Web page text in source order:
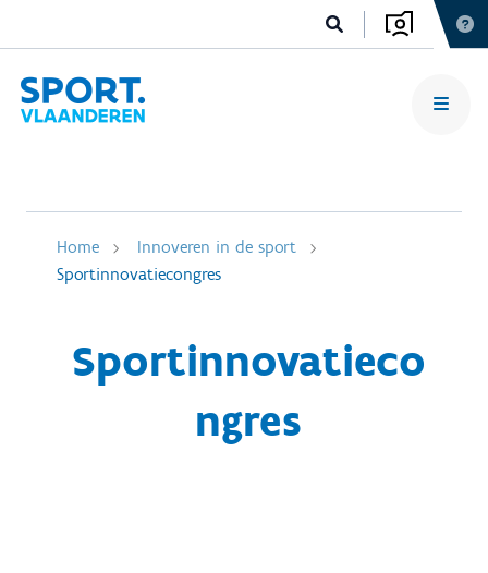
Home
Innoveren in de sport
Sportinnovatiecongres
Sportinnovatieco
ngres